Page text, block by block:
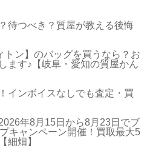
待つべき？質屋が教える後悔
トン】のバッグを買うなら？お
ます♪【岐阜・愛知の質屋かん
インボイスなしでも査定・買
年8月15日から8月23日でブ
キャンペーン開催！買取最大5
細畑】